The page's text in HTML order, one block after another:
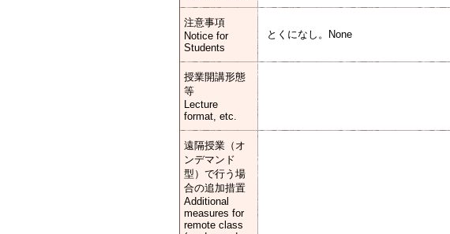
注意事項
Notice for
Students
とくになし。None
授業開講形態
等
Lecture
format, etc.
遠隔授業（オ
ンデマンド
型）で行う場
合の追加措置
Additional
measures for
remote class